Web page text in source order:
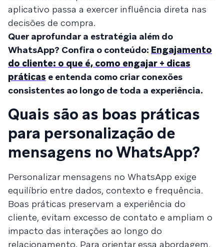
aplicativo passa a exercer influência direta nas
decisões de compra.
Quer aprofundar a estratégia além do
WhatsApp? Confira o conteúdo: Engajamento
do cliente: o que é, como engajar + dicas
práticas e entenda como criar conexões
consistentes ao longo de toda a experiência.
Quais são as boas práticas
para personalização de
mensagens no WhatsApp?
Personalizar mensagens no WhatsApp exige
equilíbrio entre dados, contexto e frequência.
Boas práticas preservam a experiência do
cliente, evitam excesso de contato e ampliam o
impacto das interações ao longo do
relacionamento. Para orientar essa abordagem,